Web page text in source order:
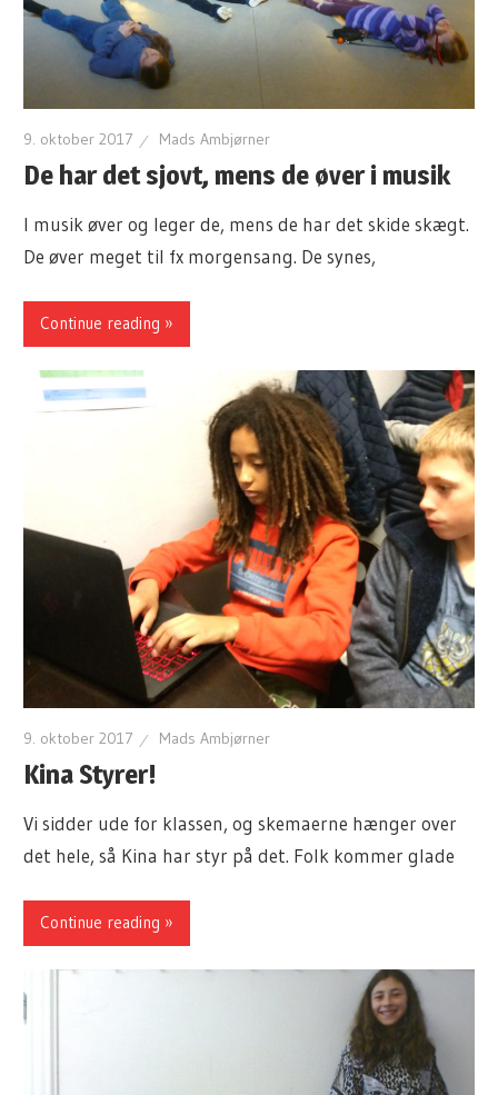
9. oktober 2017 Mads Ambjørner
De har det sjovt, mens de øver i musik
I musik øver og leger de, mens de har det skide skægt.
De øver meget til fx morgensang. De synes,
Continue reading »
9. oktober 2017 Mads Ambjørner
Kina Styrer!
Vi sidder ude for klassen, og skemaerne hænger over
det hele, så Kina har styr på det. Folk kommer glade
Continue reading »